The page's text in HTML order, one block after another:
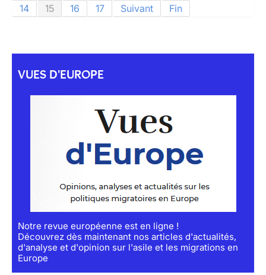
14 15 16 17 Suivant Fin
VUES D'EUROPE
Notre revue européenne est en ligne !
Découvrez dès maintenant nos articles d'actualités,
d'analyse et d'opinion sur l'asile et les migrations en
Europe